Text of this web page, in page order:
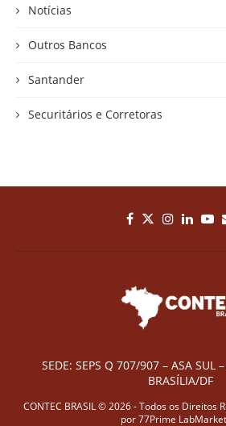
Notícias
Outros Bancos
Santander
Securitários e Corretoras
SEDE: SEPS Q 707/907 – ASA SUL
BRASÍLIA/DF
CONTEC BRASIL © 2026 - Todos os Direitos
por77Prime